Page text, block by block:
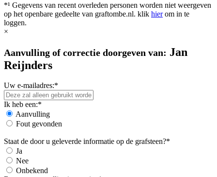
*¹ Gegevens van recent overleden personen worden niet weergeven
op het openbare gedeelte van graftombe.nl. klik hierom in te
loggen.
×
Aanvulling of correctie doorgeven van: Jan
Reijnders
Uw e-mailadres:*
Ik heb een:*
Aanvulling
Fout gevonden
Staat de door u geleverde informatie op de grafsteen?*
Ja
Nee
Onbekend